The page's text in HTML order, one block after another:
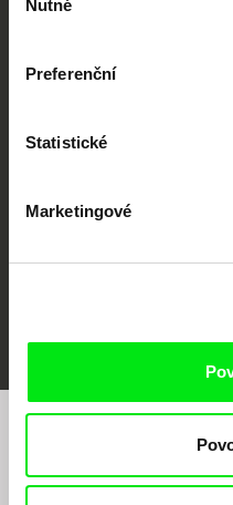
souhlasu
Nutné
Preferenční
Statistické
Marketingové
Chcete být